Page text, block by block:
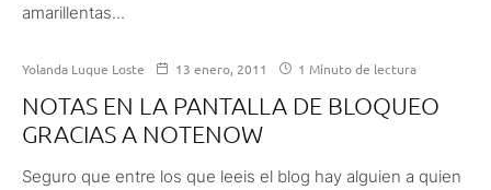
amarillentas...
Yolanda Luque Loste 13 enero, 2011 1 Minuto de lectura
NOTAS EN LA PANTALLA DE BLOQUEO
GRACIAS A NOTENOW
Seguro que entre los que leeis el blog hay alguien a quien